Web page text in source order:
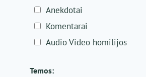
Anekdotai
Komentarai
Audio Video homilijos
Temos: